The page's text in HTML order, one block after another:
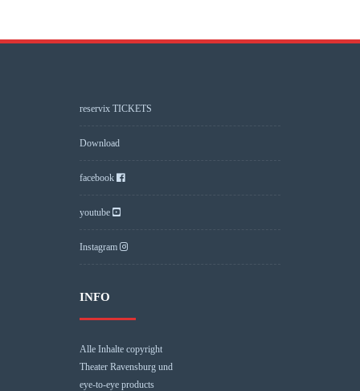
reservix TICKETS
Download
facebook
youtube
Instagram
INFO
Alle Inhalte copyright
Theater Ravensburg und
eye-to-eye products